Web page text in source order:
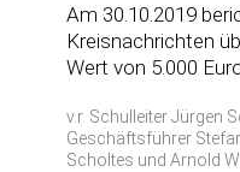
Am 30.10.2019
Kreisnachrichten
Wert von 5.000
v.r. Schulleiter Jürgen
Geschäftsführer
Scholtes und Arnold